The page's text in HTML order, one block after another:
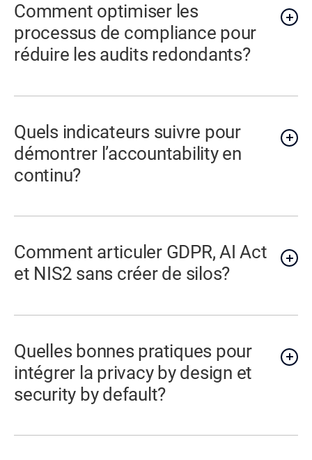
Comment optimiser les
processus de compliance pour
réduire les audits redondants?
Quels indicateurs suivre pour
démontrer l’accountability en
continu?
Comment articuler GDPR, AI Act
et NIS2 sans créer de silos?
Quelles bonnes pratiques pour
intégrer la privacy by design et
security by default?